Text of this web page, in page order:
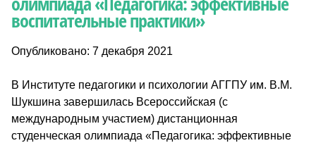
воспитательные практики»
Опубликовано: 7 декабря 2021
В Институте педагогики и психологии АГГПУ им. В.М.
Шукшина завершилась Всероссийская (с
международным участием) дистанционная
студенческая олимпиада «Педагогика: эффективные